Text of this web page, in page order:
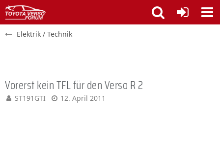
Elektrik / Technik
Vorerst kein TFL für den Verso R 2
ST191GTI 12. April 2011